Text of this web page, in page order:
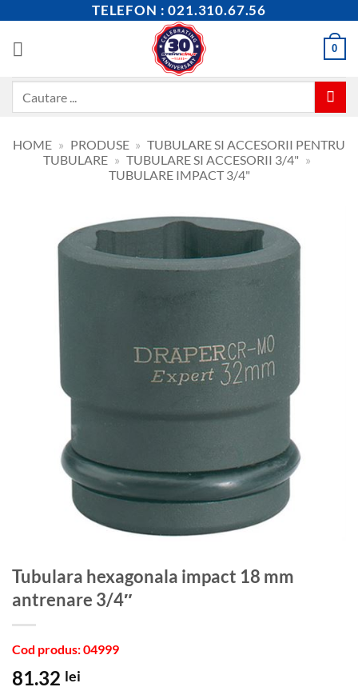
content
TELEFON : 021.310.67.56
0
HOME » PRODUSE » TUBULARE SI ACCESORII PENTRU
TUBULARE » TUBULARE SI ACCESORII 3/4" »
TUBULARE IMPACT 3/4"
Tubulara hexagonala impact 18 mm
antrenare 3/4″
Cod produs: 04999
81.32 lei